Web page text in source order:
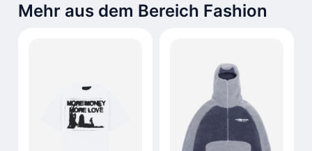
Mehr aus dem Bereich Fashion